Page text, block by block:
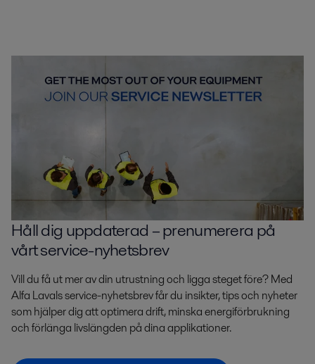
Håll dig uppdaterad – prenumerera på
vårt service-nyhetsbrev
Vill du få ut mer av din utrustning och ligga steget före? Med
Alfa Lavals service-nyhetsbrev får du insikter, tips och nyheter
som hjälper dig att optimera drift, minska energiförbrukning
och förlänga livslängden på dina applikationer.